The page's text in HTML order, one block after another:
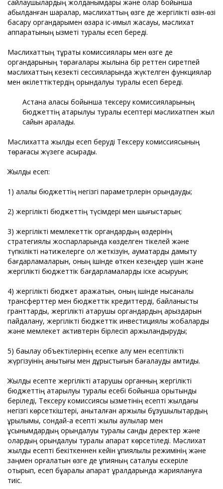
сайлаушылардың жолданымдары және олар бойынша
қабылданған шаралар, мәслихаттың өзге де жергілікті өзін-өзі
басқару органдарымен өзара іс-қимыл жасауы, мәслихат
аппаратының қызметі туралы есеп береді.
Мәслихаттың тұрақты комиссиялары мен өзге де
органдарының төрағалары жылына бір реттен сиретпей
мәслихаттың кезекті сессияларында жүктелген функциялар
мен өкілеттіктердің орындалуы туралы есеп береді.
Астана қаласы бойынша тексеру комиссияларының
бюджеттің атқарылуы туралы есептері мәслихатпен жыл
сайын қаралады.
Мәслихатта жылдық есеп беруді Тексеру комиссиясының
төрағасы жүзеге асырады.
Жылдық есеп:
1) қалалық бюджеттің негізгі параметрлерін орындауды;
2) жергілікті бюджеттің түсімдері мен шығыстарын;
3) жергілікті мемлекеттік органдардың өздерінің
стратегиялық жоспарларында көзделген тікелей және
түпкілікті нәтижелерге қол жеткізуін, аумақтарды дамыту
бағдарламаларын, оның ішінде өткен кезеңдер үшін және
жергілікті бюджеттік бағдарламаларды іске асыруын;
4) жергілікті бюджет қаражатын, оның ішінде нысаналы
трансферттер мен бюджеттік кредиттерді, байланысты
гранттарды, жергілікті атқарушы органдардың қарыздарын
пайдалану, жергілікті бюджеттік инвестициялық жобаларды
және мемлекет активтерін бірлесіп қаржыландыруды;
5) бақылау объектілерінің есепке алу мен есептілікті
жүргізуінің анықтығы мен дұрыстығын бағалауды қамтиды.
Жылдық есепте жергілікті атқарушы органның жергілікті
бюджеттің атқарылуы туралы есебі бойынша қорытынды
беріледі, Тексеру комиссиясы қызметінің есепті жылдағы
негізгі көрсеткіштері, анықталған қаржылық бұзушылықтардың
құрылымы, сондай-ақ есепті жылы қаулылар мен
ұсынымдардың орындалуы туралы сандық деректер және
олардың орындалуы туралы ақпарат көрсетіледі. Мәслихат
жылдық есепті бекіткеннен кейін құпиялылық режимінің және
заңмен қорғалатын өзге де құпияның сақталуы ескеріле
отырып, есеп бұқаралық ақпарат құралдарында жариялануға
тиіс.